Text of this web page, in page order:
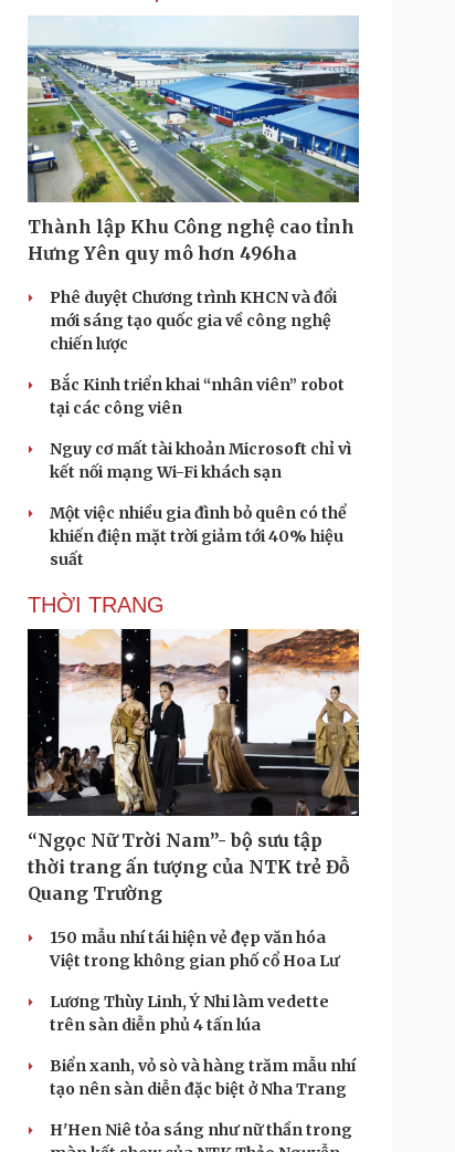
Thành lập Khu Công nghệ cao tỉnh
Hưng Yên quy mô hơn 496ha
Phê duyệt Chương trình KHCN và đổi
mới sáng tạo quốc gia về công nghệ
chiến lược
Bắc Kinh triển khai “nhân viên” robot
tại các công viên
Nguy cơ mất tài khoản Microsoft chỉ vì
kết nối mạng Wi-Fi khách sạn
Một việc nhiều gia đình bỏ quên có thể
khiến điện mặt trời giảm tới 40% hiệu
suất
THỜI TRANG
“Ngọc Nữ Trời Nam”- bộ sưu tập
thời trang ấn tượng của NTK trẻ Đỗ
Quang Trường
150 mẫu nhí tái hiện vẻ đẹp văn hóa
Việt trong không gian phố cổ Hoa Lư
Lương Thùy Linh, Ý Nhi làm vedette
trên sàn diễn phủ 4 tấn lúa
Biển xanh, vỏ sò và hàng trăm mẫu nhí
tạo nên sàn diễn đặc biệt ở Nha Trang
H'Hen Niê tỏa sáng như nữ thần trong